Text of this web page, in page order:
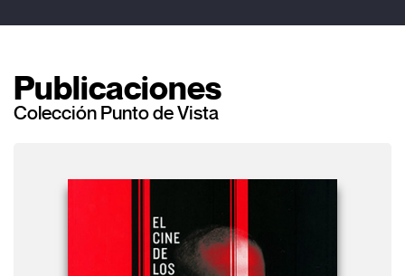
Publicaciones
Colección Punto de Vista